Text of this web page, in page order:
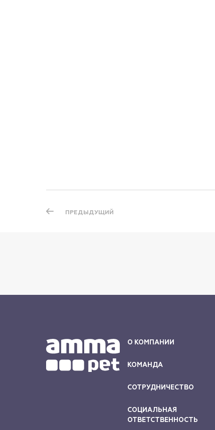
ПРЕДЫДУЩИЙ
О КОМПАНИИ
КОМАНДА
СОТРУДНИЧЕСТВО
СОЦИАЛЬНАЯ
ОТВЕТСТВЕННОСТЬ